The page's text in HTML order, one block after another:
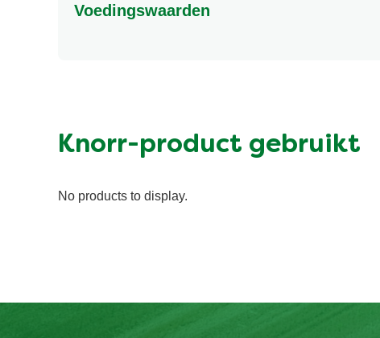
Voedingswaarden
Vezel (g)
Knorr-product gebruikt
No products to display.